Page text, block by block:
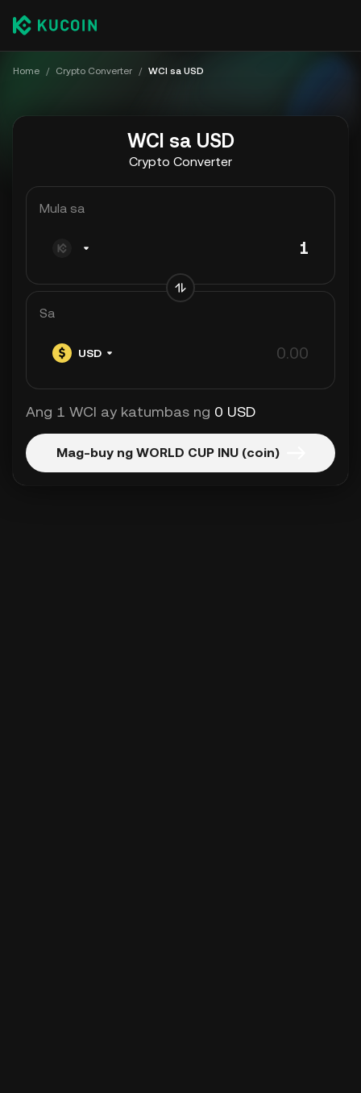
Home / Crypto Converter / WCI sa USD
WCI sa USD
Crypto Converter
Mula sa
Sa
USD
Ang 1 WCI ay katumbas ng 0 USD
Mag-buy ng WORLD CUP INU (coin)